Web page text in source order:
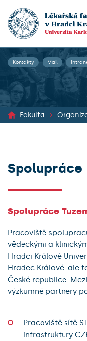
Kontakty Mail
Fakulta
Spolupráce
Spolupráce
Pracoviště
vědeckými a
Hradci Králové
Hradec Králové, ale
České republice.
výzkumné partnery
Pracoviště sítě
infrastruktury